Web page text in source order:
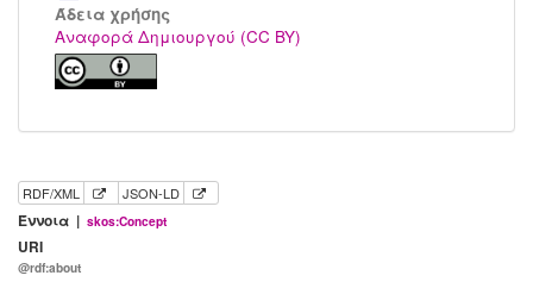
Άδεια χρήσης
Αναφορά Δημιουργού (CC BY)
RDF/XML JSON-LD
Έννοια | skos:Concept
URI
@rdf:about